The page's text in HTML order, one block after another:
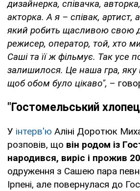
дизайнерка, співачка,
акторка. А я – співак, артист,
який робить щасливою свою
режисер, оператор, той, хто
Саші та її ж фільмує. Так усе
залишилося. Це наша гра, яку
щоб обом було цікаво", –
"Гостомельський
У інтерв'ю Аліні Доротюк
розповів, що він родом із
народився, виріс і прожив
одруження з Сашею пара
Ірпені, але повернулася до